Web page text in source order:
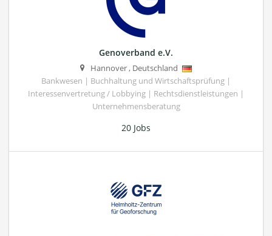
Genoverband e.V.
Hannover, Deutschland
Bankwesen | Buchhaltung und Wirtschaftsprüfung |
Interessenvertretung / Lobbying | Rechtsdienstleistungen |
Unternehmensberatung
20 Jobs